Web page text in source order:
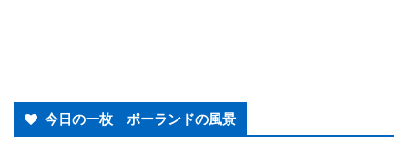
今日の一枚 ポーランドの風景